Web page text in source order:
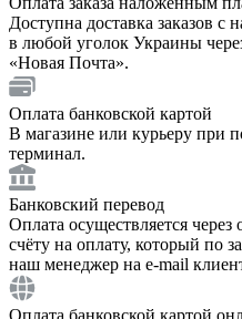
Доступна доставка заказов
в любой уголок Украины
«Новая Почта».
Оплата банковской картой
В магазине или курьеру при
терминал.
Банковский перевод
Оплата осуществляется через
счёту на оплату, который по
наш менеджер на e-mail
Оплата банковской картой